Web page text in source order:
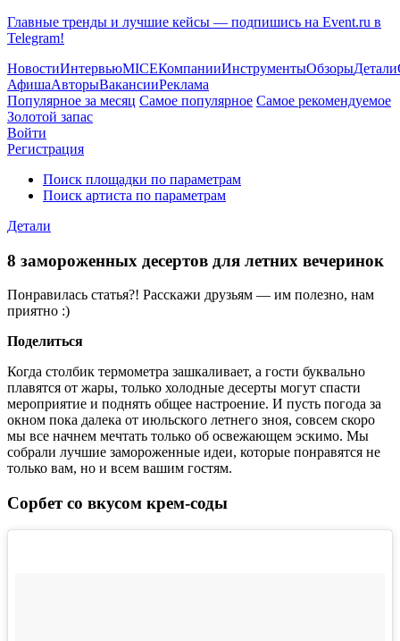
Главные тренды и лучшие кейсы — подпишись на Event.ru в
Telegram!
НовостиИнтервьюMICEКомпанииИнструментыОбзорыДетали
АфишаАвторыВакансииРеклама
Популярное за месяц Самое популярное Самое рекомендуемое
Золотой запас
Войти
Регистрация
Поиск площадки по параметрам
Поиск артиста по параметрам
Детали
8 замороженных десертов для летних вечеринок
Понравилась статья?! Расскажи друзьям — им полезно, нам
приятно :)
Поделиться
Когда столбик термометра зашкаливает, а гости буквально
плавятся от жары, только холодные десерты могут спасти
мероприятие и поднять общее настроение. И пусть погода за
окном пока далека от июльского летнего зноя, совсем скоро
мы все начнем мечтать только об освежающем эскимо. Мы
собрали лучшие замороженные идеи, которые понравятся не
только вам, но и всем вашим гостям.
Сорбет со вкусом крем-соды